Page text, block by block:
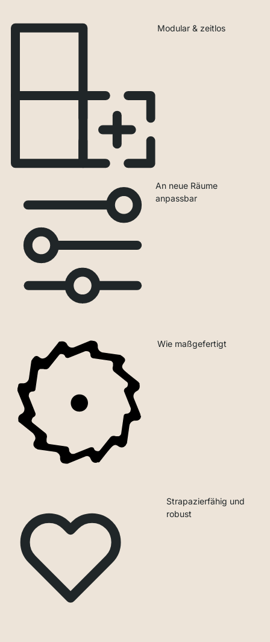
Modular & zeitlos
An neue Räume
anpassbar
Wie maßgefertigt
Strapazierfähig und
robust